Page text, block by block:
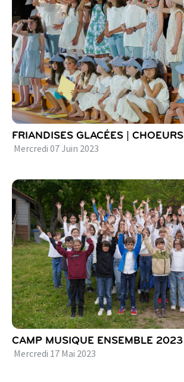
FRIANDISES GLACÉES | CHOEURS
Mercredi 07Juin 2023
CAMP MUSIQUE ENSEMBLE 2023
Mercredi 17 Mai 2023